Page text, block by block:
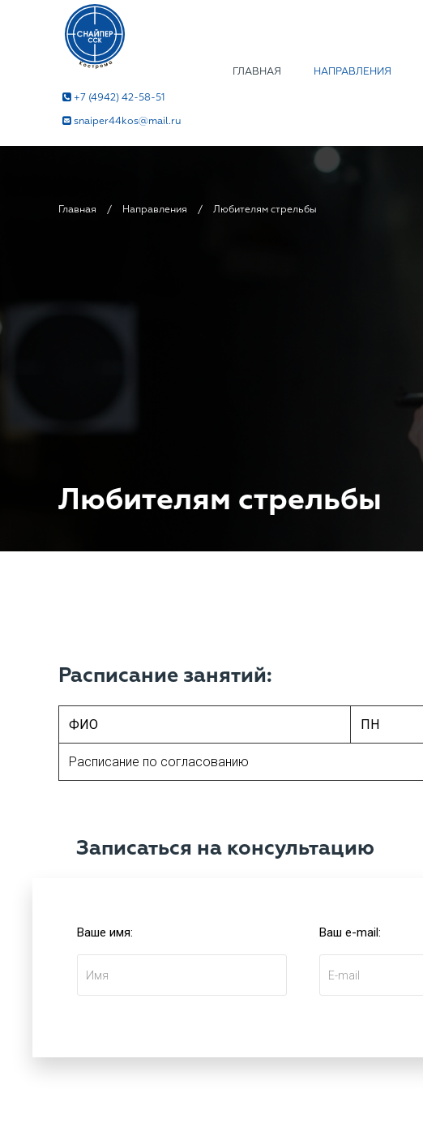
+7 (4942) 42-58-51
snaiper44kos@mail.ru
ГЛАВНАЯ НАПРАВЛЕНИЯ
Главная / Направления / Любителям стрельбы
Любителям стрельбы
Расписание занятий:
ФИО ПН
Расписание по согласованию
Записаться на консультацию
Ваше имя: Ваш e-mail: